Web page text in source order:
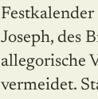
Joseph, des
allegorische
vermeidet.